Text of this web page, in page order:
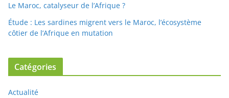
Le Maroc, catalyseur de l’Afrique ?
Étude : Les sardines migrent vers le Maroc, l’écosystème
côtier de l’Afrique en mutation
Catégories
Actualité